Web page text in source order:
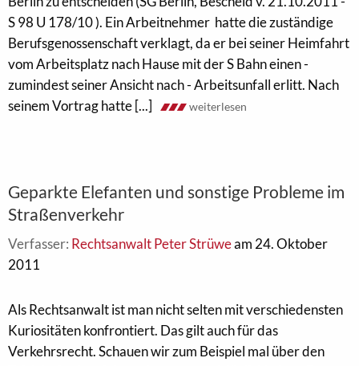
S 98 U 178/10 ). Ein Arbeitnehmer hatte die zuständige
Berufsgenossenschaft verklagt, da er bei seiner Heimfahrt
vom Arbeitsplatz nach Hause mit der S Bahn einen -
zumindest seiner Ansicht nach - Arbeitsunfall erlitt. Nach
seinem Vortrag hatte [...]
weiterlesen
Geparkte Elefanten und sonstige Probleme im
Straßenverkehr
Verfasser: Rechtsanwalt Peter Strüweam 24. Oktober
2011
Als Rechtsanwalt ist man nicht selten mit verschiedensten
Kuriositäten konfrontiert. Das gilt auch für das
Verkehrsrecht. Schauen wir zum Beispiel mal über den